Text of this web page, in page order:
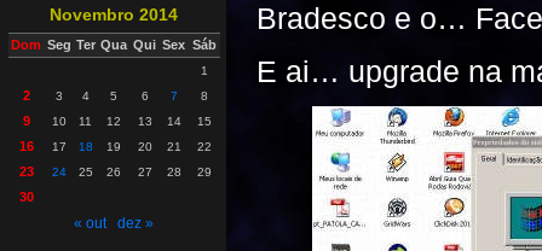
Bradesco e o…
E ai… upgrade na
Novembro 2014
Dom Seg Ter Qua Qui Sex Sáb
1
2 3 4 5 6 7 8
9 10 11 12 13 14 15
16 17 18 19 20 21 22
23 24 25 26 27 28 29
30
« out dez »